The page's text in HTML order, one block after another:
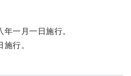
一月一日施行。
行。